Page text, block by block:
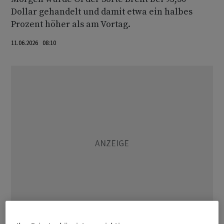
Dollar gehandelt und damit etwa ein halbes
Prozent höher als am Vortag.
11.06.2026 08:10